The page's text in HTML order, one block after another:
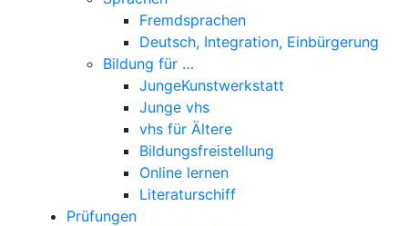
Fremdsprachen
Deutsch, Integration, Einbürgerung
Bildung für …
JungeKunstwerkstatt
Junge vhs
vhs für Ältere
Bildungsfreistellung
Online lernen
Literaturschiff
Prüfungen